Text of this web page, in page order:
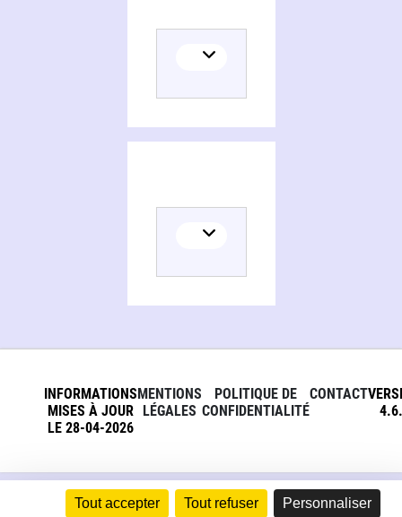
Tout accepter Tout refuser Personnaliser
INFORMATIONS
MISES À JOUR
LE 28-04-2026
MENTIONS
LÉGALES
POLITIQUE DE
CONFIDENTIALITÉ
CONTACT